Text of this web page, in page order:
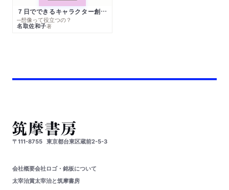
７日でできるキャラクター創作入門
─想像って役立つの？
名取佐和子著
〒111-8755 東京都台東区蔵前2-5-3
会社概要会社ロゴ・銘板について
太宰治賞太宰治と筑摩書房